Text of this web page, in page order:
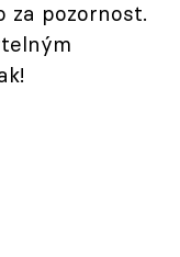
za pozornost.